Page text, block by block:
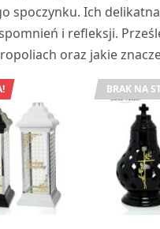
spoczynku. Ich
i refleksji.
oraz jakie
BRAK NA